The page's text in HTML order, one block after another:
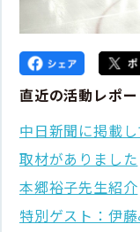
直近の活動レポー
中日新聞に掲載
取材がありました
本郷裕子先生紹介
特別ゲスト：伊